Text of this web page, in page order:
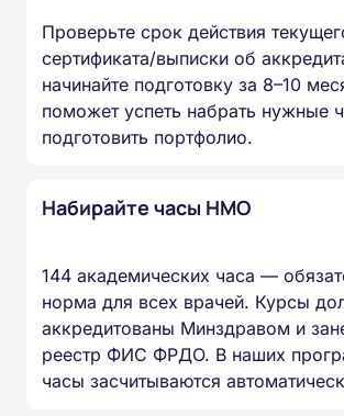
Проверьте срок действия
сертификата/выписки об
начинайте подготовку за 8–10
поможет успеть набрать нужные
подготовить портфолио.
Набирайте часы НМО
144 академических часа —
норма для всех врачей. Курсы
аккредитованы Минздравом и
реестр ФИС ФРДО. В наших
часы засчитываются